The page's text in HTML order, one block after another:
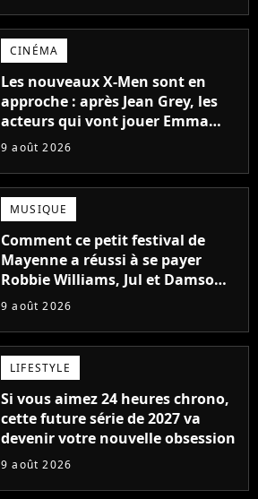
CINÉMA
Les nouveaux X-Men sont en
approche : après Jean Grey, les
acteurs qui vont jouer Emma
Frost et Cyclope trouvés !
9 août 2026
MUSIQUE
Comment ce petit festival de
Mayenne a réussi à se payer
Robbie Williams, Jul et Damso
cette année ?
9 août 2026
LIFESTYLE
Si vous aimez 24 heures chrono,
cette future série de 2027 va
devenir votre nouvelle obsession
9 août 2026